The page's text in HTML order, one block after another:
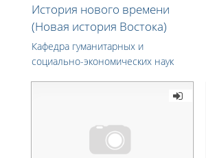
История нового времени
(Новая история Востока)
Кафедра гуманитарных и
социально-экономических наук